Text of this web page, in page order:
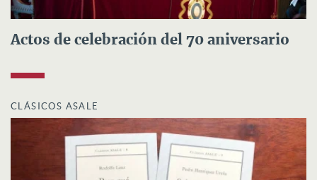
Actos de celebración del 70 aniversario
CLÁSICOS ASALE